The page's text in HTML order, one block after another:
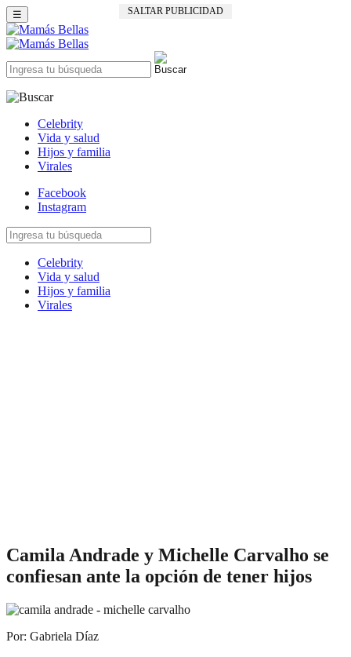
SALTAR PUBLICIDAD
☰
Celebrity
Vida y salud
Hijos y familia
Virales
Facebook
Instagram
Celebrity
Vida y salud
Hijos y familia
Virales
Camila Andrade y Michelle Carvalho se
confiesan ante la opción de tener hijos
Por: Gabriela Díaz